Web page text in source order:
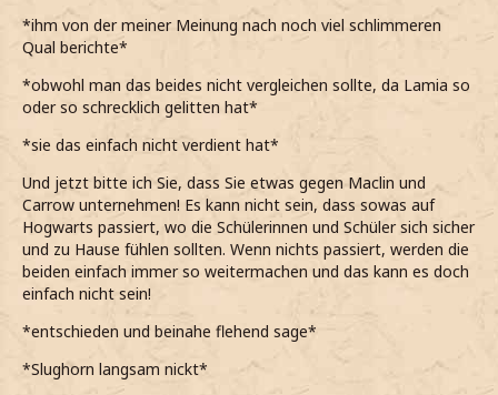
*ihm von der meiner Meinung nach noch viel schlimmeren
Qual berichte*
*obwohl man das beides nicht vergleichen sollte, da Lamia so
oder so schrecklich gelitten hat*
*sie das einfach nicht verdient hat*
Und jetzt bitte ich Sie, dass Sie etwas gegen Maclin und
Carrow unternehmen! Es kann nicht sein, dass sowas auf
Hogwarts passiert, wo die Schülerinnen und Schüler sich sicher
und zu Hause fühlen sollten. Wenn nichts passiert, werden die
beiden einfach immer so weitermachen und das kann es doch
einfach nicht sein!
*entschieden und beinahe flehend sage*
*Slughorn langsam nickt*